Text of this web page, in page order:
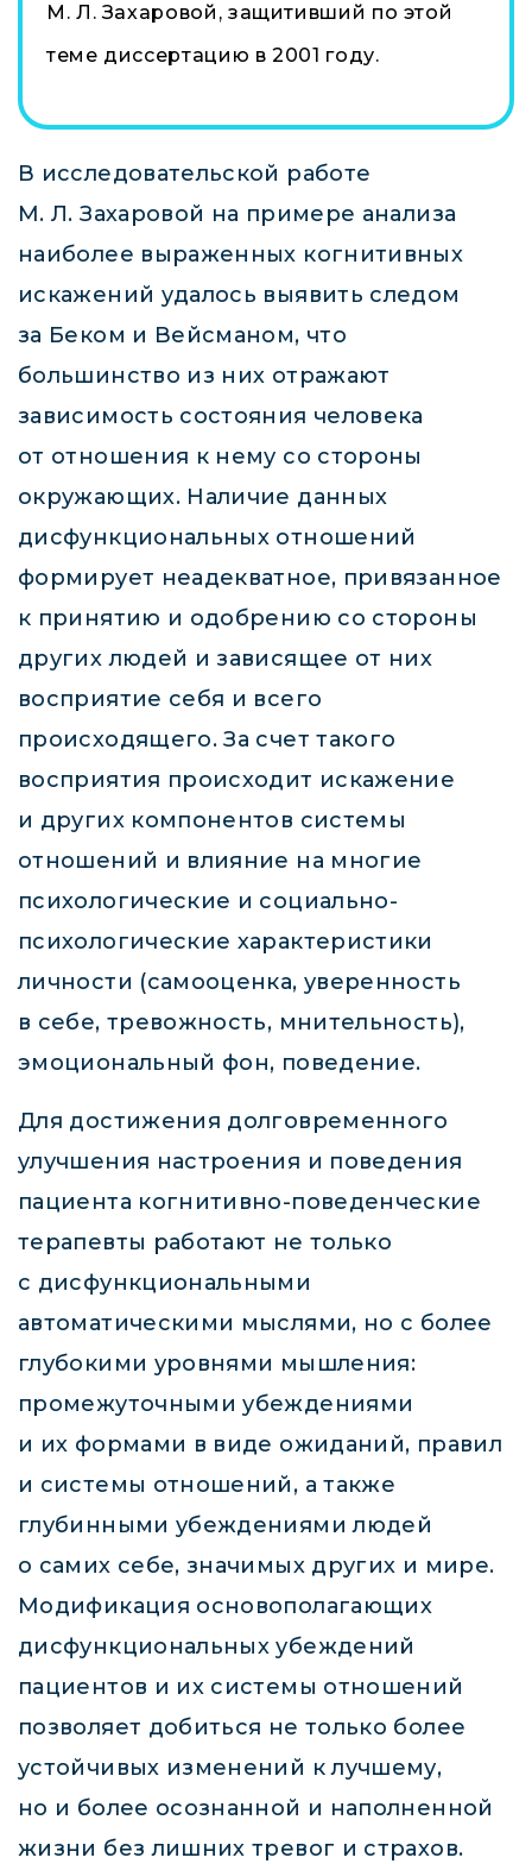
М. Л. Захаровой, защитивший по этой
теме диссертацию в 2001 году.
В исследовательской работе
М. Л. Захаровой на примере анализа
наиболее выраженных когнитивных
искажений удалось выявить следом
за Беком и Вейсманом, что
большинство из них отражают
зависимость состояния человека
от отношения к нему со стороны
окружающих. Наличие данных
дисфункциональных отношений
формирует неадекватное, привязанное
к принятию и одобрению со стороны
других людей и зависящее от них
восприятие себя и всего
происходящего. За счет такого
восприятия происходит искажение
и других компонентов системы
отношений и влияние на многие
психологические и социально-
психологические характеристики
личности (самооценка, уверенность
в себе, тревожность, мнительность),
эмоциональный фон, поведение.
Для достижения долговременного
улучшения настроения и поведения
пациента когнитивно-поведенческие
терапевты работают не только
с дисфункциональными
автоматическими мыслями, но с более
глубокими уровнями мышления:
промежуточными убеждениями
и их формами в виде ожиданий, правил
и системы отношений, а также
глубинными убеждениями людей
о самих себе, значимых других и мире.
Модификация основополагающих
дисфункциональных убеждений
пациентов и их системы отношений
позволяет добиться не только более
устойчивых изменений к лучшему,
но и более осознанной и наполненной
жизни без лишних тревог и страхов.